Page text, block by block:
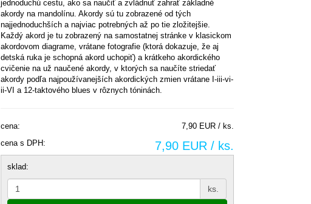
jednoduchú cestu, ako sa naučiť a zvládnuť zahrať základné
akordy na mandolínu. Akordy sú tu zobrazené od tých
najjednoduchších a najviac potrebných až po tie zložitejšie.
Každý akord je tu zobrazený na samostatnej stránke v klasickom
akordovom diagrame, vrátane fotografie (ktorá dokazuje, že aj
detská ruka je schopná akord uchopiť) a krátkeho akordického
cvičenie na už naučené akordy, v ktorých sa naučíte striedať
akordy podľa najpoužívanejších akordických zmien vrátane I-iii-vi-
ii-VI a 12-taktového blues v rôznych tóninách.
cena:
7,90 EUR / ks.
cena s DPH:
7,90 EUR / ks.
sklad:
ks.